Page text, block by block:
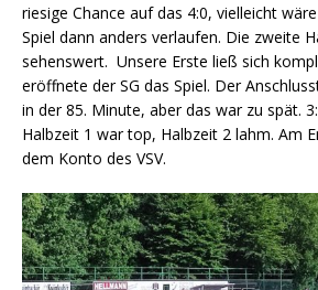
riesige Chance auf das 4:0, vielleicht
Spiel dann anders verlaufen. Die zweite
sehenswert. Unsere Erste ließ sich
eröffnete der SG das Spiel. Der
in der 85. Minute, aber das war zu spät.
Halbzeit 1 war top, Halbzeit 2 lahm. Am
dem Konto des VSV.